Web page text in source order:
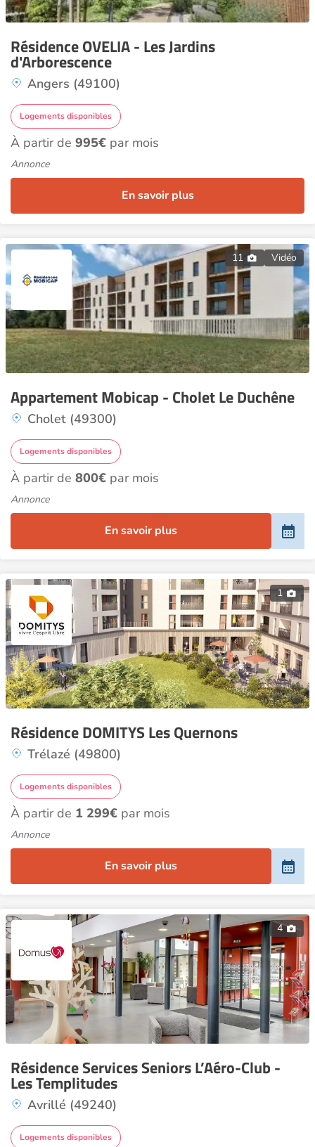
Résidence OVELIA - Les Jardins
d'Arborescence
Angers (49100)
Logements disponibles
À partir de 995€ par mois
Annonce
En savoir plus
11 Vidéo
Appartement Mobicap - Cholet Le Duchêne
Cholet (49300)
Logements disponibles
À partir de 800€ par mois
Annonce
En savoir plus
1
Résidence DOMITYS Les Quernons
Trélazé (49800)
Logements disponibles
À partir de 1 299€ par mois
Annonce
En savoir plus
4
Résidence Services Seniors L’Aéro-Club -
Les Templitudes
Avrillé (49240)
Logements disponibles